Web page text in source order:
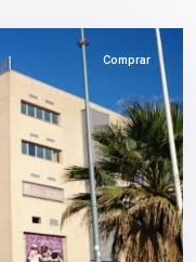
Comprar